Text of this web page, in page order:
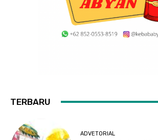
TERBARU
ADVETORIAL